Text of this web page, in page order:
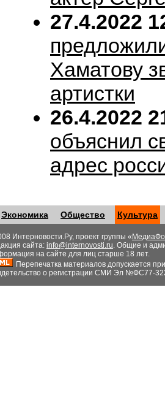
27.4.2022
Хаматову
артистки
26.4.2022
объяснил
адрес
Экономика Общество Культура
Интерновости.Ру, проект группы «
сайта: info@internovosti.ru. Общие и
на сайте для лиц старше 18 лет.
Перепечатка материалов допускается
о регистрации СМИ Эл №ФС77-